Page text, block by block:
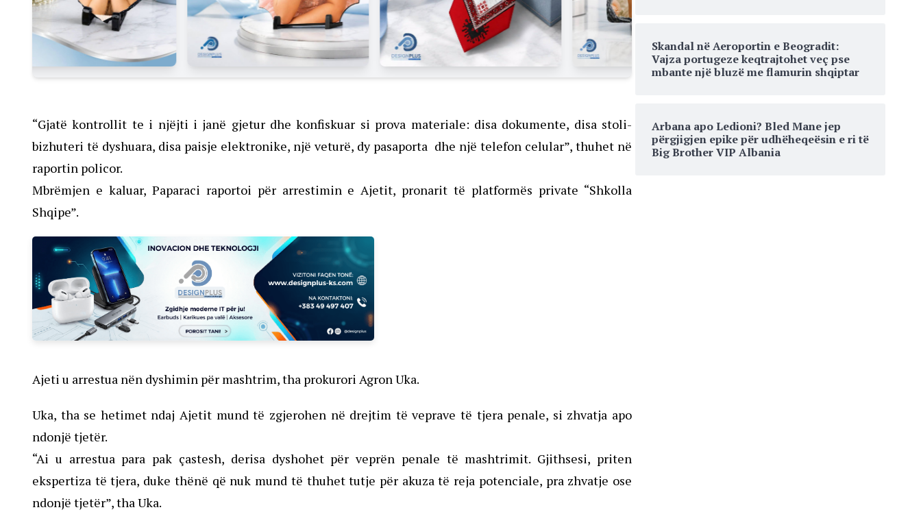
“Gjatë kontrollit te i njëjti i janë gjetur dhe konfiskuar si prova materiale: disa dokumente, disa stoli-
bizhuteri të dyshuara, disa paisje elektronike, një veturë, dy pasaporta dhe një telefon celular”, thuhet në
raportin policor.
Mbrëmjen e kaluar, Paparaci raportoi për arrestimin e Ajetit, pronarit të platformës private “Shkolla
Shqipe”.
Ajeti u arrestua nën dyshimin për mashtrim, tha prokurori Agron Uka.
Uka, tha se hetimet ndaj Ajetit mund të zgjerohen në drejtim të veprave të tjera penale, si zhvatja apo
ndonjë tjetër.
“Ai u arrestua para pak çastesh, derisa dyshohet për veprën penale të mashtrimit. Gjithsesi, priten
ekspertiza të tjera, duke thënë që nuk mund të thuhet tutje për akuza të reja potenciale, pra zhvatje ose
ndonjë tjetër”, tha Uka.
Skandal në Aeroportin e Beogradit:
Vajza portugeze keqtrajtohet veç pse
mbante një bluzë me flamurin shqiptar
Arbana apo Ledioni? Bled Mane jep
përgjigjen epike për udhëheqeësin e ri të
Big Brother VIP Albania